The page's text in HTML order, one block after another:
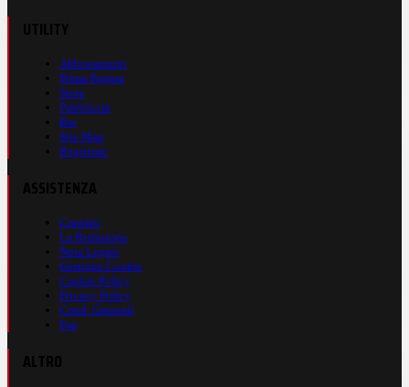
Abbonamenti
Prima Pagina
Store
Pubblicità
Rss
Site Map
Registrati
Contatti
La Redazione
Nota Legale
Gestione Cookie
Cookie Policy
Privacy Policy
Cond. Generali
Faq